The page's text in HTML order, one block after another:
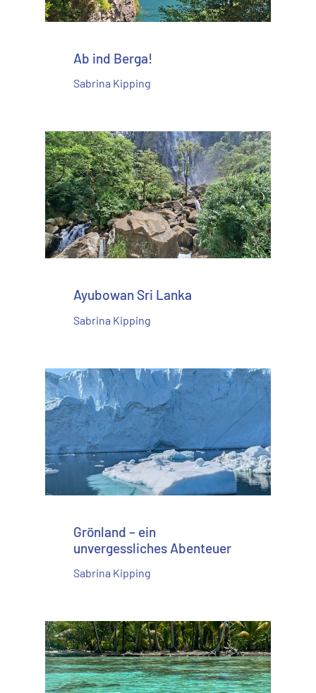
Ab ind Berga!
Sabrina Kipping
Ayubowan Sri Lanka
Sabrina Kipping
Grönland – ein
unvergessliches Abenteuer
Sabrina Kipping